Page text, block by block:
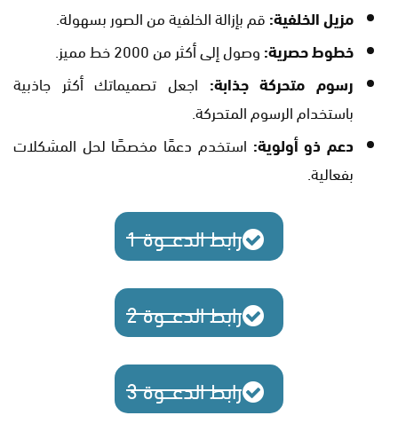
مزيل الخلفية:قم بإزالة الخلفية من الصور بسهولة.
خطوط حصرية:وصول إلى أكثر من 2000 خط مميز.
رسوم متحركة جذابة: اجعل تصميماتك أكثر جاذبية
باستخدام الرسوم المتحركة.
دعم ذو أولوية: استخدم دعمًا مخصصًا لحل المشكلات
بفعالية.
رابط الدعـــوة 1
رابط الدعـــوة 2
رابط الدعـــوة 3